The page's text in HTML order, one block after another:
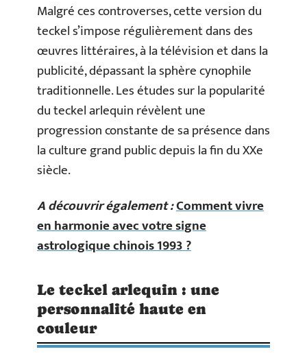
Malgré ces controverses, cette version du
teckel s’impose régulièrement dans des
œuvres littéraires, à la télévision et dans la
publicité, dépassant la sphère cynophile
traditionnelle. Les études sur la popularité
du teckel arlequin révèlent une
progression constante de sa présence dans
la culture grand public depuis la fin du XXe
siècle.
A découvrir également :Comment vivre
en harmonie avec votre signe
astrologique chinois 1993 ?
Le teckel arlequin : une
personnalité haute en
couleur